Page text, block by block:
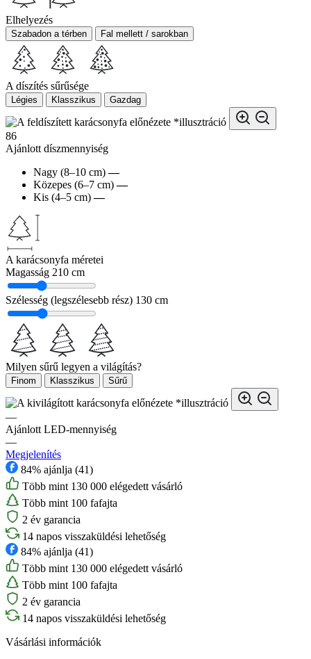
Elhelyezés
Szabadon a térben Fal mellett / sarokban
A díszítés sűrűsége
Légies Klasszikus Gazdag
*illusztráció
86
Ajánlott díszmennyiség
Nagy (8–10 cm) —
Közepes (6–7 cm) —
Kis (4–5 cm) —
A karácsonyfa méretei
Magasság 210 cm
Szélesség (legszélesebb rész) 130 cm
Milyen sűrű legyen a világítás?
Finom Klasszikus Sűrű
*illusztráció
—
Ajánlott LED-mennyiség
—
Megjelenítés
84% ajánlja (41)
Több mint 130 000 elégedett vásárló
Több mint 100 fafajta
2 év garancia
14 napos visszaküldési lehetőség
84% ajánlja (41)
Több mint 130 000 elégedett vásárló
Több mint 100 fafajta
2 év garancia
14 napos visszaküldési lehetőség
Vásárlási információk